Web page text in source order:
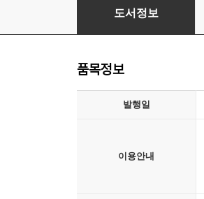
어린 왕자
도서정보
품목정보
발행일
이용안내